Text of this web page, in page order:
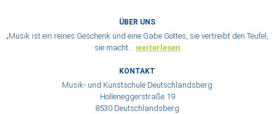
ÜBER UNS
„Musik ist ein reines Geschenk und eine Gabe Gottes, sie vertreibt den Teufel,
sie macht… weiterlesen
KONTAKT
Musik- und Kunstschule Deutschlandsberg
Holleneggerstraße 19
8530 Deutschlandsberg